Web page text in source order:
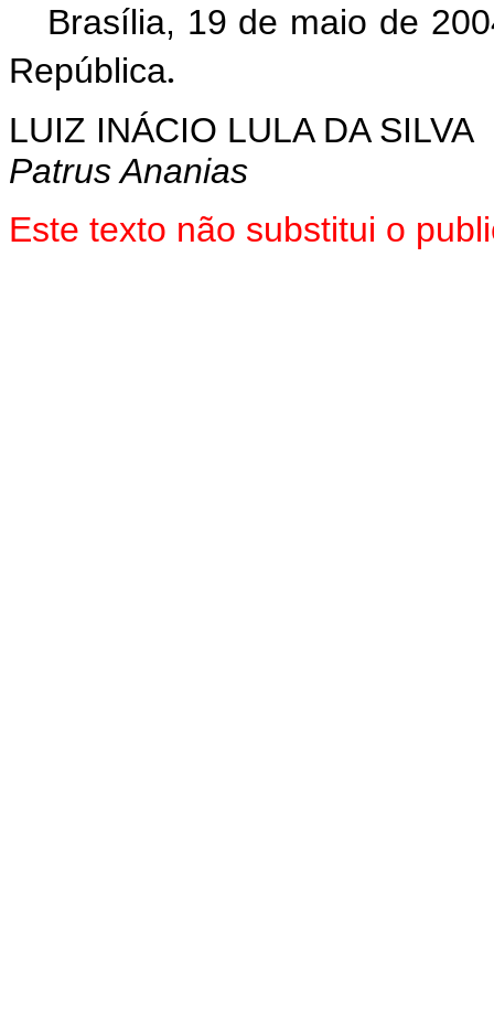
Brasília, 19 de maio de
República.
LUIZ INÁCIO LULA DA SILVA
Patrus Ananias
Este texto não substitui o